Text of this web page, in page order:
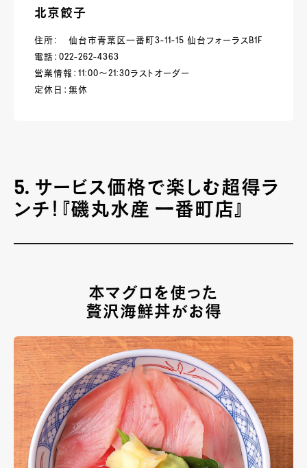
北京餃子
住所： 仙台市青葉区一番町3-11-15 仙台フォーラスB1F
電話：022-262-4363
営業情報：11:00～21:30ラストオーダー
定休日：無休
5. サービス価格で楽しむ超得ラ
ンチ！『磯丸水産 一番町店』
本マグロを使った
贅沢海鮮丼がお得